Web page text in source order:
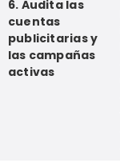
6. Audita las
cuentas
publicitarias y
las campañas
activas